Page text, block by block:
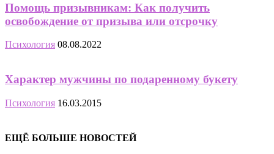
Помощь призывникам: Как получить
освобождение от призыва или отсрочку
Психология 08.08.2022
Характер мужчины по подаренному букету
Психология 16.03.2015
ЕЩЁ БОЛЬШЕ НОВОСТЕЙ